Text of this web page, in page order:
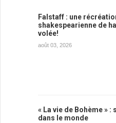
Falstaff : une
shakespearienne de
volée!
août 03, 2026
« La vie de Bohème »
dans le monde